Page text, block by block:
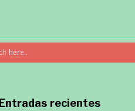
Entradas recientes